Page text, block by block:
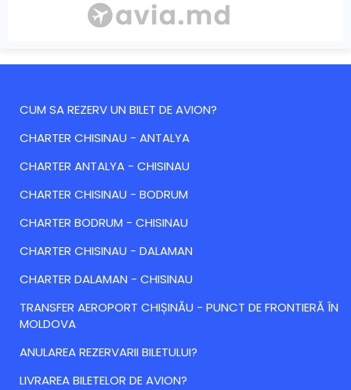
CUM SA REZERV UN BILET DE AVION?
CHARTER CHISINAU - ANTALYA
CHARTER ANTALYA - CHISINAU
CHARTER CHISINAU - BODRUM
CHARTER BODRUM - CHISINAU
CHARTER CHISINAU - DALAMAN
CHARTER DALAMAN - CHISINAU
TRANSFER AEROPORT CHIȘINĂU - PUNCT DE FRONTIERĂ ÎN
MOLDOVA
ANULAREA REZERVARII BILETULUI?
LIVRAREA BILETELOR DE AVION?